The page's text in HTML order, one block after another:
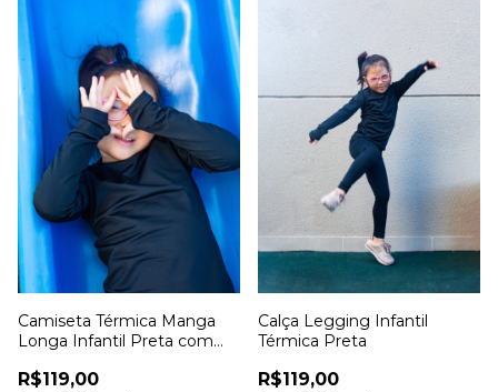
Camiseta Térmica Manga
Longa Infantil Preta com
R$119,00
Calça Legging Infantil
Térmica Preta
R$119,00